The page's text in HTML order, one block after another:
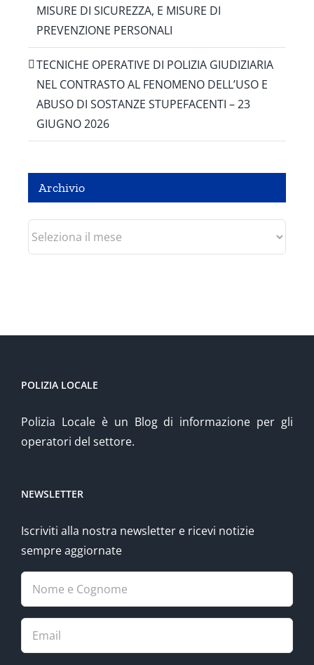
MISURE DI SICUREZZA, E MISURE DI
PREVENZIONE PERSONALI
TECNICHE OPERATIVE DI POLIZIA GIUDIZIARIA
NEL CONTRASTO AL FENOMENO DELL’USO E
ABUSO DI SOSTANZE STUPEFACENTI – 23
GIUGNO 2026
Archivio
Archivio
POLIZIA LOCALE
Polizia Locale è un Blog di informazione per gli
operatori del settore.
NEWSLETTER
Iscriviti alla nostra newsletter e ricevi notizie
sempre aggiornate